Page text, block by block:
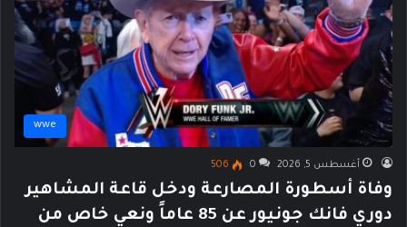
wwe
أغسطس 5, 2026 0
506
وفاة أسطورة المصارعة ودخل قاعة المشاهير
دوري فانك جونيور عن 85 عاماً ونعي خاص من